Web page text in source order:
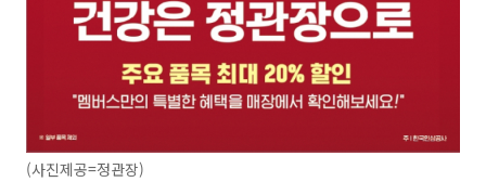
(사진제공=정관장)